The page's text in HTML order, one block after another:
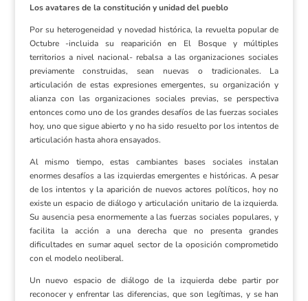
Los avatares de la constitución y unidad del pueblo
Por su heterogeneidad y novedad histórica, la revuelta popular de
Octubre -incluida su reaparición en El Bosque y múltiples
territorios a nivel nacional- rebalsa a las organizaciones sociales
previamente construidas, sean nuevas o tradicionales. La
articulación de estas expresiones emergentes, su organización y
alianza con las organizaciones sociales previas, se perspectiva
entonces como uno de los grandes desafíos de las fuerzas sociales
hoy, uno que sigue abierto y no ha sido resuelto por los intentos de
articulación hasta ahora ensayados.
Al mismo tiempo, estas cambiantes bases sociales instalan
enormes desafíos a las izquierdas emergentes e históricas. A pesar
de los intentos y la aparición de nuevos actores políticos, hoy no
existe un espacio de diálogo y articulación unitario de la izquierda.
Su ausencia pesa enormemente a las fuerzas sociales populares, y
facilita la acción a una derecha que no presenta grandes
dificultades en sumar aquel sector de la oposición comprometido
con el modelo neoliberal.
Un nuevo espacio de diálogo de la izquierda debe partir por
reconocer y enfrentar las diferencias, que son legítimas, y se han